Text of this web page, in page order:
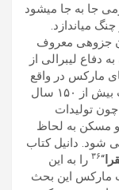
جا به جا میشود
میاندازد.
جزوهی معروف
دفاع ليبرالی از
مارکس در واقع
پاسخی بودند در رد نظريات پرودن. با گذشت بيش از ١۵٠ سال
توليدات
مسکن به لحاظ
شود. دانيل کتاب
“٣۶ را به اين
مارکس اين بحث